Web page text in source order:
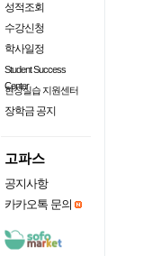
성적조회
수강신청
학사일정
Student Success
Center
현장실습 지원센터
장학금 공지
고파스
공지사항
카카오톡 문의